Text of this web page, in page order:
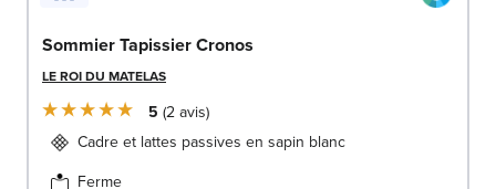
Sommier Tapissier Cronos
LE ROI DU MATELAS
5 2avis
Cadre et lattes passives en sapin blanc
Ferme